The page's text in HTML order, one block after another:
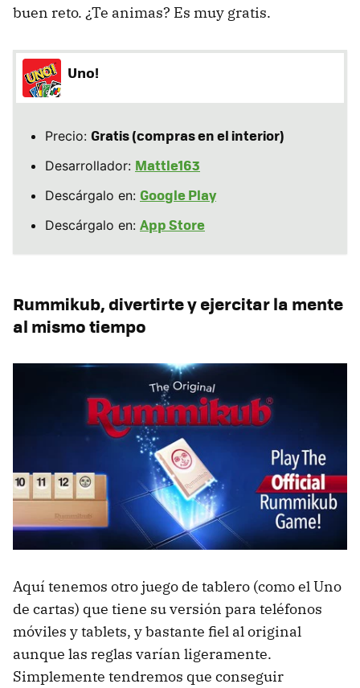
buen reto. ¿Te animas? Es muy gratis.
Uno!
Precio: Gratis (compras en el interior)
Desarrollador: Mattle163
Descárgalo en: Google Play
Descárgalo en: App Store
Rummikub, divertirte y ejercitar la mente
al mismo tiempo
Aquí tenemos otro juego de tablero (como el Uno
de cartas) que tiene su versión para teléfonos
móviles y tablets, y bastante fiel al original
aunque las reglas varían ligeramente.
Simplemente tendremos que conseguir